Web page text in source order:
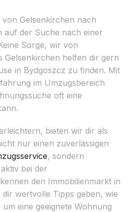
Gelsenkirchen nach
auf der Suche nach einer
Sorge, wir von
Gelsenkirchen helfen dir gern
in Bydgoszcz zu finden. Mit
im Umzugsbereich
oft eine
bieten wir dir als
nur einen zuverlässigen
, sondern
bei der
den Immobilienmarkt in
wertvolle Tipps geben, wie
eine geeignete Wohnung